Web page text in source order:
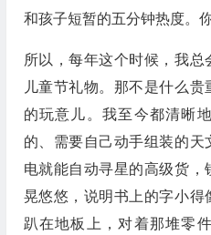
和孩子短暂的五分钟热度。
所以，每年这个时候，我
儿童节礼物。那不是什么
的玩意儿。我至今都清晰
的、需要自己动手组装的
电就能自动寻星的高级货
晃悠悠，说明书上的字小得
趴在地板上，对着那堆零